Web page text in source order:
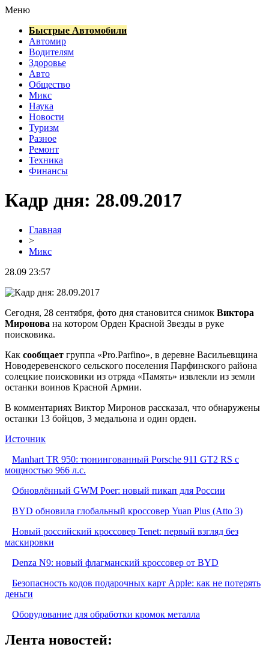
Меню
Быстрые Автомобили
Автомир
Водителям
Здоровье
Авто
Общество
Микс
Наука
Новости
Туризм
Разное
Ремонт
Техника
Финансы
Кадр дня: 28.09.2017
Главная
>
Микс
28.09 23:57
Сегодня, 28 сентября, фото дня становится снимок Виктора
Миронова на котором Орден Красной Звезды в руке
поисковика.
Как сообщает группа «Pro.Parfino», в деревне Васильевщина
Новодеревенского сельского поселения Парфинского района
солецкие поисковики из отряда «Память» извлекли из земли
останки воинов Красной Армии.
В комментариях Виктор Миронов рассказал, что обнаружены
останки 13 бойцов, 3 медальона и один орден.
Источник
Manhart TR 950: тюнингованный Porsche 911 GT2 RS с
мощностью 966 л.с.
Обновлённый GWM Poer: новый пикап для России
BYD обновила глобальный кроссовер Yuan Plus (Atto 3)
Новый российский кроссовер Tenet: первый взгляд без
маскировки
Denza N9: новый флагманский кроссовер от BYD
Безопасность кодов подарочных карт Apple: как не потерять
деньги
Оборудование для обработки кромок металла
Лента новостей: